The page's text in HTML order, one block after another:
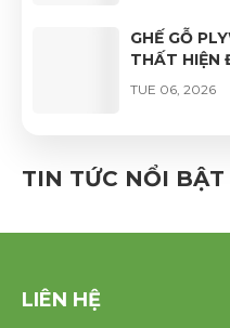
GHẾ GỖ
THẤT HIỆN
TUE 06, 2026
CAO CẤP –
VƯỢT TRỘI
TIN TỨC NỔI BẬT
LIÊN HỆ